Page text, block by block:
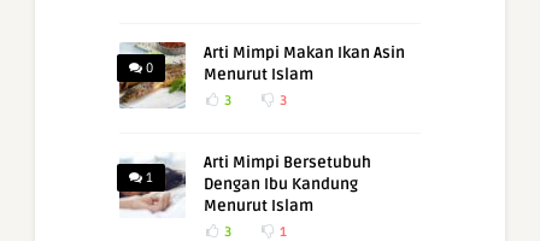
0
Arti Mimpi Makan Ikan Asin
Menurut Islam
3 3
1
Arti Mimpi Bersetubuh
Dengan Ibu Kandung
Menurut Islam
3 1